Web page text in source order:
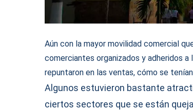
Aún con la mayor movilidad comercial
comerciantes organizados y adheridos a
repuntaron en las ventas, cómo se
Algunos estuvieron bastante
ciertos sectores que se están